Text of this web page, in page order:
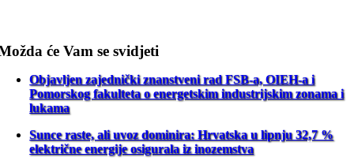
će Vam se svidjeti
Objavljen zajednički znanstveni rad FSB-a, OIEH-a i
Pomorskog fakulteta o energetskim industrijskim zonama i
lukama
Sunce raste, ali uvoz dominira: Hrvatska u lipnju 32,7 %
električne energije osigurala iz inozemstva